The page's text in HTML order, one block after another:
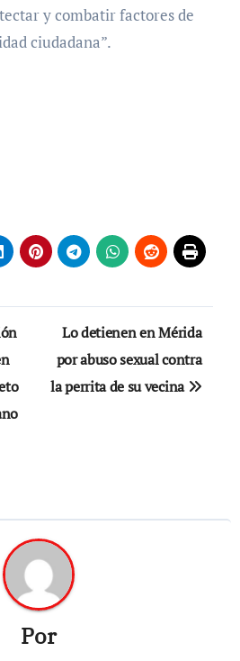
y combatir factores de
ciudadana”.
Lo detienen en Mérida
por abuso sexual contra
la perrita de su vecina
Por